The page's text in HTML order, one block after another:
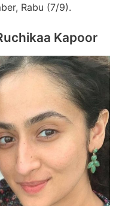
Rabu (7/9).
Kapoor